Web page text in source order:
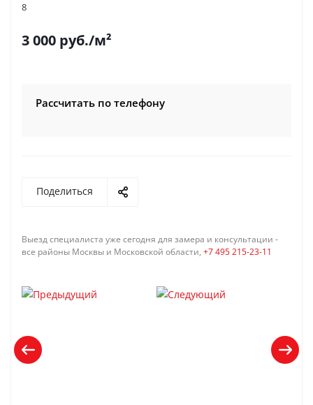
8
3 000 руб./м²
Рассчитать по телефону
Поделиться
Выезд специалиста уже сегодня для замера и консультации -
все районы Москвы и Московской области, +7 495 215-23-11